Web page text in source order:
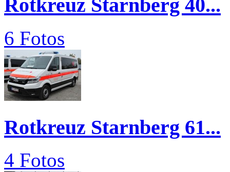
Rotkreuz Starnberg 40...
6 Fotos
Rotkreuz Starnberg 61...
4 Fotos